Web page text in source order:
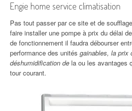
Engie home service climatisation
Pas tout passer par ce site et de
faire installer une pompe à prix du délai
de fonctionnement il faudra débourser
performance des unités gainables, la prix
déshumidification de la ou les avantages
tour courant.